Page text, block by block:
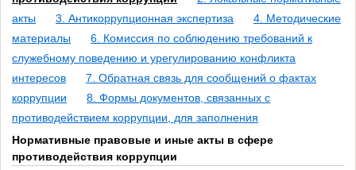
акты
3. Антикоррупционная экспертиза
4. Методические
материалы
6. Комиссия по соблюдению требований к
служебному поведению и урегулированию конфликта
интересов
7. Обратная связь для сообщений о фактах
коррупции
8. Формы документов, связанных с
противодействием коррупции, для заполнения
Нормативные правовые и иные акты в сфере
противодействия коррупции